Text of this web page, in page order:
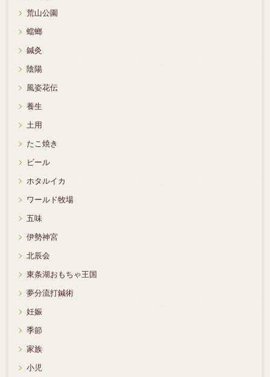
荒山公園
蟷螂
鍼灸
陰陽
風姿花伝
養生
土用
たこ焼き
ビール
ホタルイカ
ワールド牧場
五味
伊勢神宮
北辰会
東条湖おもちゃ王国
夢分流打鍼術
妊娠
季節
家族
小児